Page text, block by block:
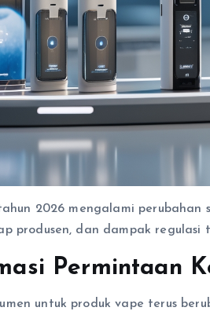
2026 mengalami perubahan
produsen, dan dampak
Permintaan
untuk produk vape terus